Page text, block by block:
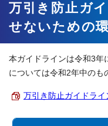
万引き防止ガ
せないための
本ガイドラインは令和3年
については令和2年中のも
万引き防止ガイドライ